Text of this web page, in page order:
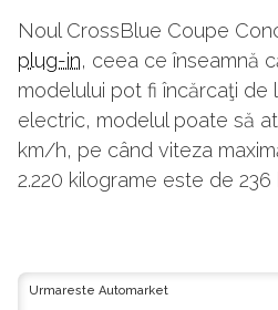
Noul CrossBlue Coupe
plug-in, ceea ce înseamnă
modelului pot fi încărcaţi de
electric, modelul poate să
km/h, pe când viteza
2.220 kilograme este de 236
Urmareste Automarket